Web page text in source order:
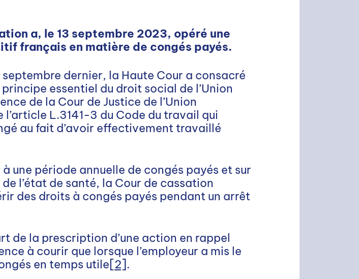
a, le 13 septembre 2023, opéré une
français en matière de congés payés.
dernier, la Haute Cour a consacré
essentiel du droit social de l’Union
de la Cour de Justice de l’Union
L.3141-3 du Code du travail qui
au fait d’avoir effectivement travaillé
une période annuelle de congés payés et sur
l’état de santé, la Cour de cassation
des droits à congés payés pendant un arrêt
de la prescription d’une action en rappel
à courir que lorsque l’employeur a mis le
en temps utile[2].